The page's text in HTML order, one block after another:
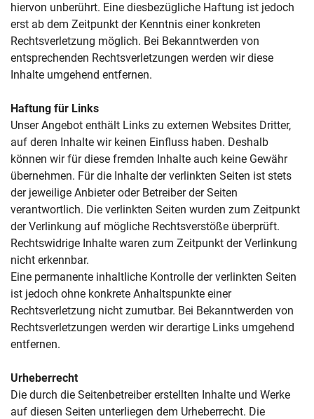
hiervon unberührt. Eine diesbezügliche Haftung ist jedoch
erst ab dem Zeitpunkt der Kenntnis einer konkreten
Rechtsverletzung möglich. Bei Bekanntwerden von
entsprechenden Rechtsverletzungen werden wir diese
Inhalte umgehend entfernen.
Haftung für Links
Unser Angebot enthält Links zu externen Websites Dritter,
auf deren Inhalte wir keinen Einfluss haben. Deshalb
können wir für diese fremden Inhalte auch keine Gewähr
übernehmen. Für die Inhalte der verlinkten Seiten ist stets
der jeweilige Anbieter oder Betreiber der Seiten
verantwortlich. Die verlinkten Seiten wurden zum Zeitpunkt
der Verlinkung auf mögliche Rechtsverstöße überprüft.
Rechtswidrige Inhalte waren zum Zeitpunkt der Verlinkung
nicht erkennbar.
Eine permanente inhaltliche Kontrolle der verlinkten Seiten
ist jedoch ohne konkrete Anhaltspunkte einer
Rechtsverletzung nicht zumutbar. Bei Bekanntwerden von
Rechtsverletzungen werden wir derartige Links umgehend
entfernen.
Urheberrecht
Die durch die Seitenbetreiber erstellten Inhalte und Werke
auf diesen Seiten unterliegen dem Urheberrecht. Die